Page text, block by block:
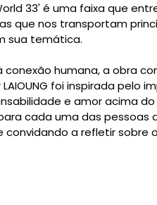
33' é uma faixa que
que nos transportam
sua temática.
conexão humana, a obra
foi inspirada pelo
e amor acima
cada uma das pessoas
a refletir sobre